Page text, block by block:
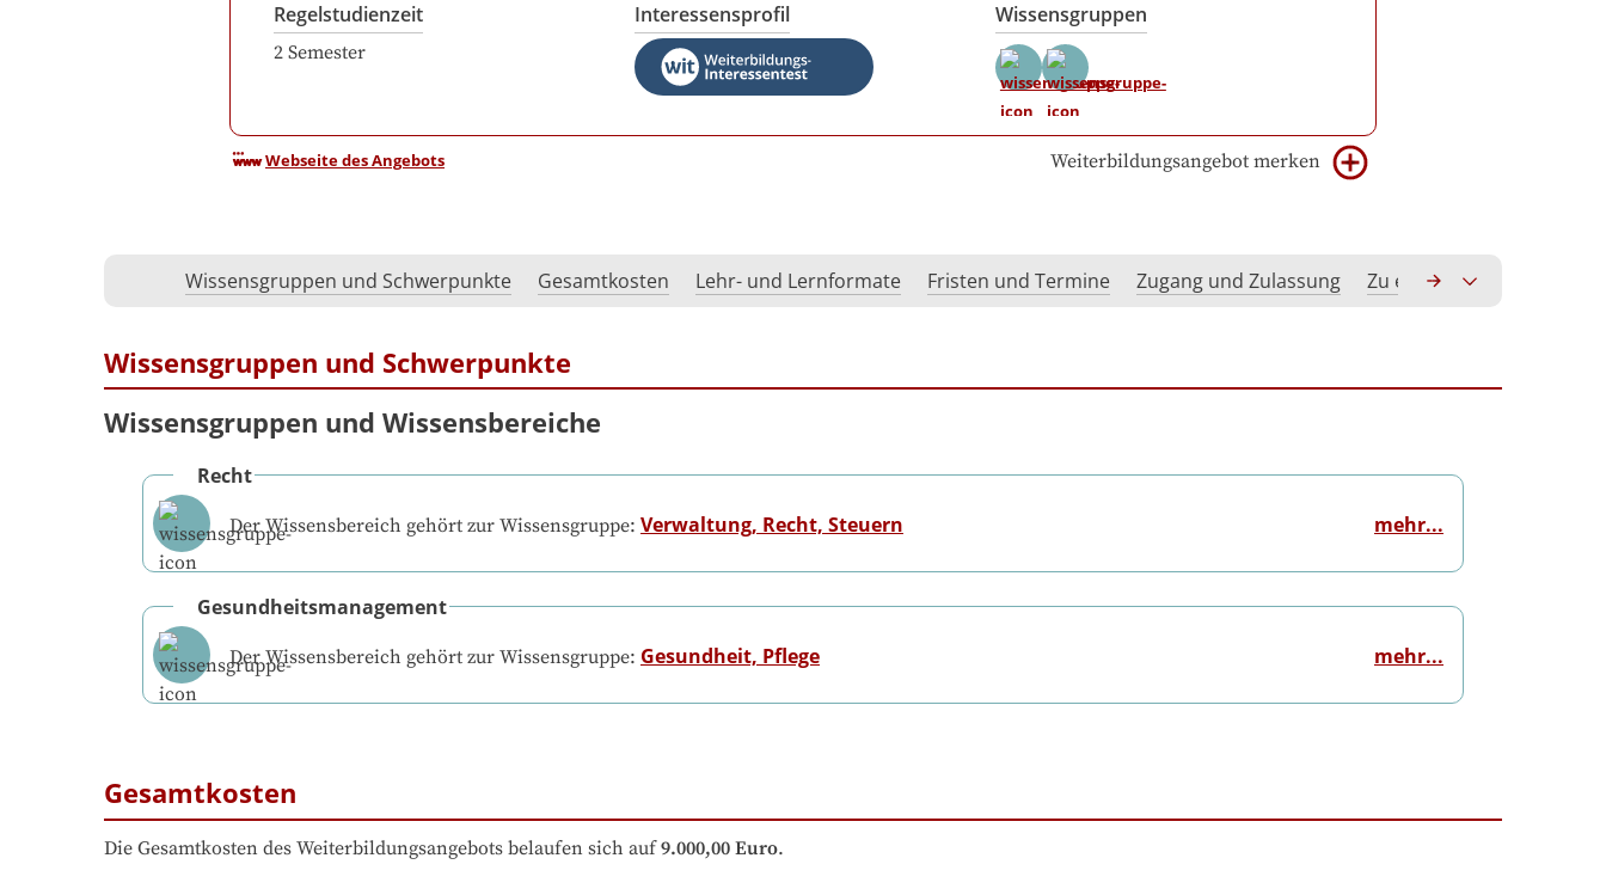
Regelstudienzeit
2 Semester
Interessensprofil Wissensgruppen
Webseite des Angebots Weiterbildungsangebot merken
Wissensgruppen und Schwerpunkte Gesamtkosten Lehr- und Lernformate Fristen und Termine Zugang und Zulassung Zu erwerbende
Wissensgruppen und Schwerpunkte
Wissensgruppen und Wissensbereiche
Recht
Der Wissensbereich gehört zur Wissensgruppe: Verwaltung, Recht, Steuern mehr...
Gesundheitsmanagement
Der Wissensbereich gehört zur Wissensgruppe: Gesundheit, Pflege mehr...
Gesamtkosten
Die Gesamtkosten des Weiterbildungsangebots belaufen sich auf 9.000,00 Euro.